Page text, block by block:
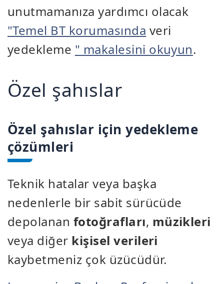
unutmamanıza yardımcı olacak
"Temel BT korumasında veri
yedekleme " makalesini okuyun.
Özel şahıslar
Özel şahıslar için yedekleme
çözümleri
Teknik hatalar veya başka
nedenlerle bir sabit sürücüde
depolanan fotoğrafları, müzikleri
veya diğer kişisel verileri
kaybetmeniz çok üzücüdür.